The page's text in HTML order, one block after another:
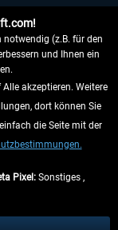
(z.B. für den
und Ihnen ein
akzeptieren. Weitere
dort können Sie
die Seite mit der
Pixel:Sonstiges ,